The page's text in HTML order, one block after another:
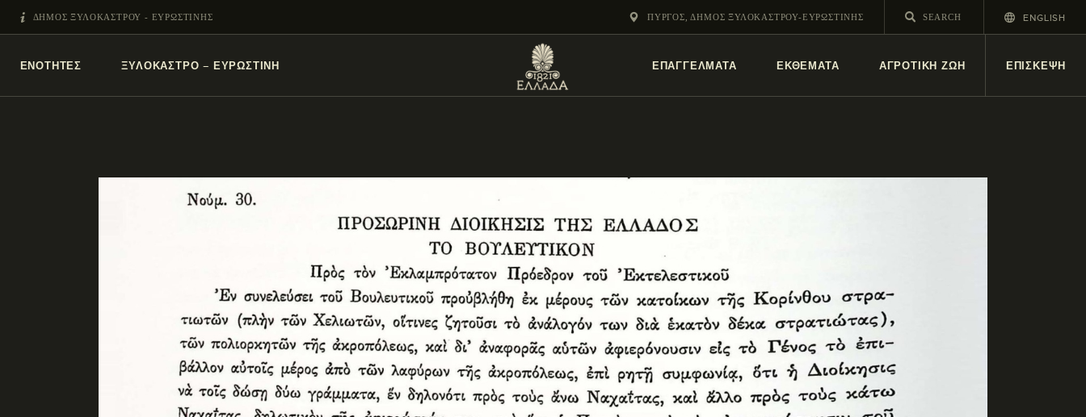
ΔΗΜΟΣ ΞΥΛΟΚΑΣΤΡΟΥ - ΕΥΡΩΣΤΙΝΗΣ ΠΎΡΓΟΣ, ΔΗΜΟΣ ΞΥΛΟΚΑΣΤΡΟΥ-ΕΥΡΩΣΤΙΝΗΣ ENGLISH
ΕΝΌΤΗΤΕΣ ΞΥΛΌΚΑΣΤΡΟ – ΕΥΡΩΣΤΊΝΗ ΕΠΑΓΓΕΛΜΑΤΑ ΕΚΘΕΜΑΤΑ ΑΓΡΟΤΙΚΗ ΖΩΗ ΕΠΙΣΚΕΨΗ
ΞΥΛΌΚΑΣΤΡΟ –
ΕΥΡΩΣΤΊΝΗ